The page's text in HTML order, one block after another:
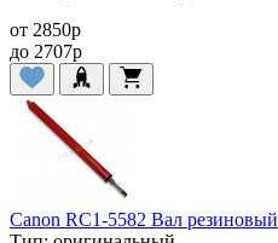
от 2850p
до 2707p
Canon RC1-5582 Вал резиновый